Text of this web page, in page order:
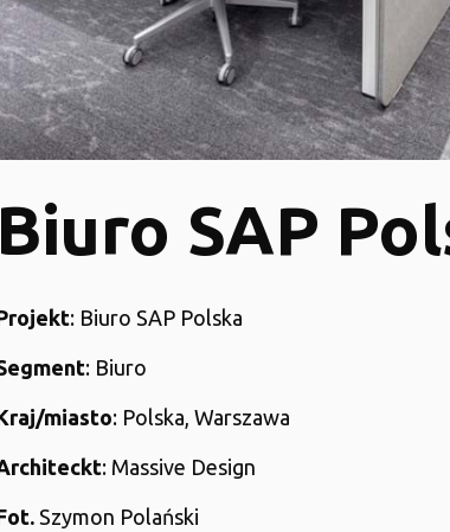
Biuro SAP
: Biuro SAP Polska
: Biuro
miasto: Polska, Warszawa
: Massive Design
Szymon Polański